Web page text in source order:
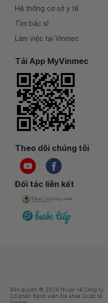
Hệ thống cơ sở y tế
Tìm bác sĩ
Làm việc tại Vinmec
Tải App MyVinmec
Theo dõi chúng tôi
Đối tác liên kết
Bản quyền © 2026 thuộc về Công ty
Cổ phần Bệnh viện Đa khoa Quốc tế